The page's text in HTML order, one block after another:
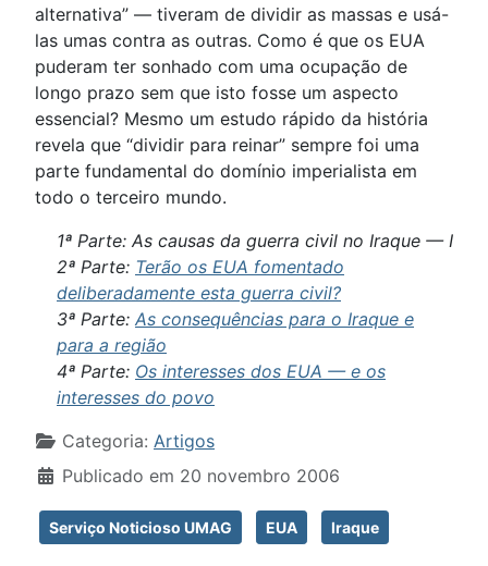
alternativa” — tiveram de dividir as massas e usá-
las umas contra as outras. Como é que os EUA
puderam ter sonhado com uma ocupação de
longo prazo sem que isto fosse um aspecto
essencial? Mesmo um estudo rápido da história
revela que “dividir para reinar” sempre foi uma
parte fundamental do domínio imperialista em
todo o terceiro mundo.
1ª Parte: As causas da guerra civil no Iraque — I
2ª Parte: Terão os EUA fomentado
deliberadamente esta guerra civil?
3ª Parte: As consequências para o Iraque e
para a região
4ª Parte: Os interesses dos EUA — e os
interesses do povo
Detalhes
Categoria: Artigos
Publicado em 20 novembro 2006
Serviço Noticioso UMAG EUA Iraque